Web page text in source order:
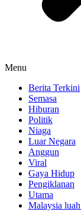
Menu
Berita Terkini
Semasa
Hiburan
Politik
Niaga
Luar Negara
Anggun
Viral
Gaya Hidup
Pengiklanan
Utama
Malaysia